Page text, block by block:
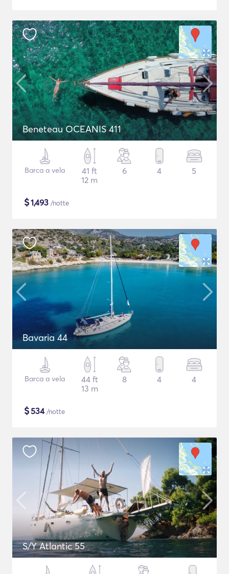
Beneteau OCEANIS 411
Barca a vela
41 ft
12 m
6 4 5
$1,493 /notte
Bavaria 44
Barca a vela
44 ft
13 m
8 4 4
$534/notte
S/Y Atlantic 55